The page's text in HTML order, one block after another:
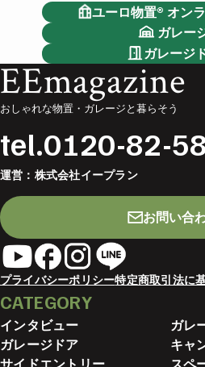
ユーロ物置® オン
ガレー
ガレージ
EEmagazine
おしゃれな物置・ガレージと暮らそう
tel.0120-82-
運営： 株式会社イープラン
お問い合
プライバシーポリシー特定商取引法に
CATEGORY
インタビュー
ガレ
ガレージドア
キャ